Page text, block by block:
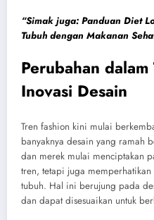
“Simak juga: Panduan Diet
Tubuh dengan Makanan
Perubahan
Inovasi Desain
Tren fashion kini mulai
banyaknya desain yang ramah
dan merek mulai menciptakan
tren, tetapi juga
tubuh. Hal ini berujung pada
dan dapat disesuaikan untuk